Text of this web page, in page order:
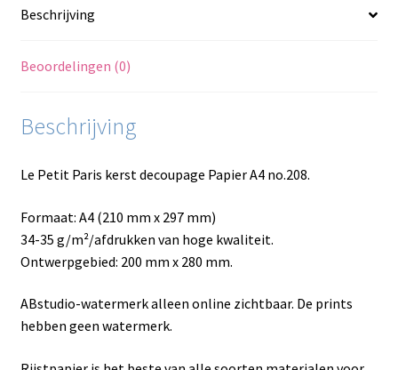
Beschrijving
Beoordelingen (0)
Beschrijving
Le Petit Paris kerst decoupage Papier A4 no.208.
Formaat: A4 (210 mm x 297 mm)
34-35 g/m²/afdrukken van hoge kwaliteit.
Ontwerpgebied: 200 mm x 280 mm.
ABstudio-watermerk alleen online zichtbaar. De prints
hebben geen watermerk.